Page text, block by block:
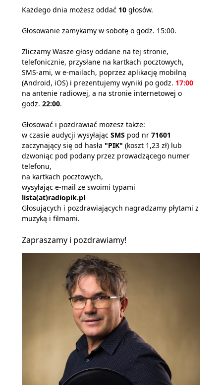
Każdego dnia możesz oddać 10 głosów.
Głosowanie zamykamy w sobotę o godz. 15:00.
Zliczamy Wasze głosy oddane na tej stronie,
telefonicznie, przysłane na kartkach pocztowych,
SMS-ami, w e-mailach, poprzez aplikację mobilną
(Android, iOS) i prezentujemy wyniki po godz. 17:00
na antenie radiowej, a na stronie internetowej o
godz. 22:00.
Głosować i pozdrawiać możesz także:
w czasie audycji wysyłając SMS pod nr 71601
zaczynający się od hasła "PIK" (koszt 1,23 zł) lub
dzwoniąc pod podany przez prowadzącego numer
telefonu,
na kartkach pocztowych,
wysyłając e-mail ze swoimi typami
lista(at)radiopik.pl
Głosujących i pozdrawiających nagradzamy płytami z
muzyką i filmami.
Zapraszamy i pozdrawiamy!